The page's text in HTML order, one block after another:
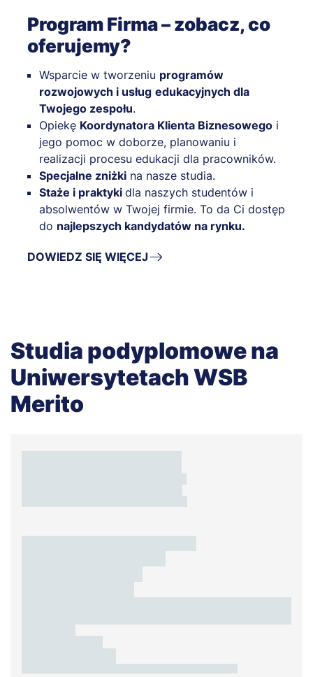
Program Firma – zobacz, co
oferujemy?
Wsparcie w tworzeniu programów
rozwojowych i usług edukacyjnych dla
Twojego zespołu.
Opiekę Koordynatora Klienta Biznesowego i
jego pomoc w doborze, planowaniu i
realizacji procesu edukacji dla pracowników.
Specjalne zniżki na nasze studia.
Staże i praktyki dla naszych studentów i
absolwentów w Twojej firmie. To da Ci dostęp
do najlepszych kandydatów na rynku.
DOWIEDZ SIĘ WIĘCEJ
Studia podyplomowe na
Uniwersytetach WSB
Merito